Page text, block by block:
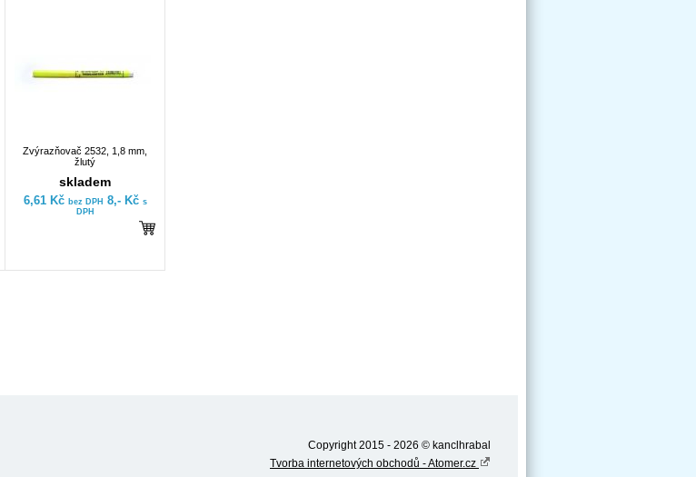
Zvýrazňovač 2532, 1,8 mm,
žlutý
skladem
6,61 Kč bez DPH 8,- Kč s
DPH
Copyright 2015 - 2026 © kanclhrabal
Tvorba internetových obchodů - Atomer.cz